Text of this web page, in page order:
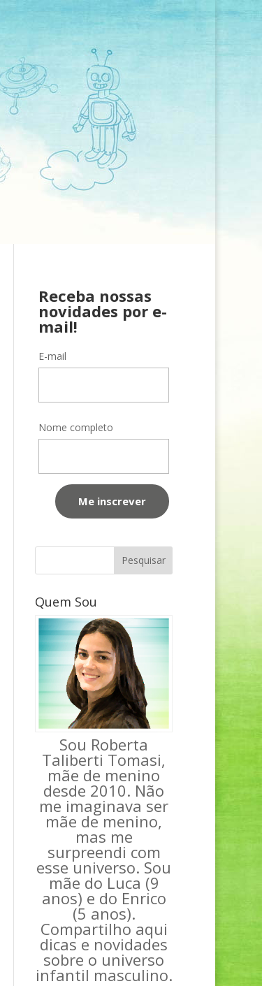
Receba nossas
novidades por e-
mail!
E-mail
Nome completo
Quem Sou
Sou Roberta
Taliberti Tomasi,
mãe de menino
desde 2010. Não
me imaginava ser
mãe de menino,
mas me
surpreendi com
esse universo. Sou
mãe do Luca (9
anos) e do Enrico
(5 anos).
Compartilho aqui
dicas e novidades
sobre o universo
infantil masculino.